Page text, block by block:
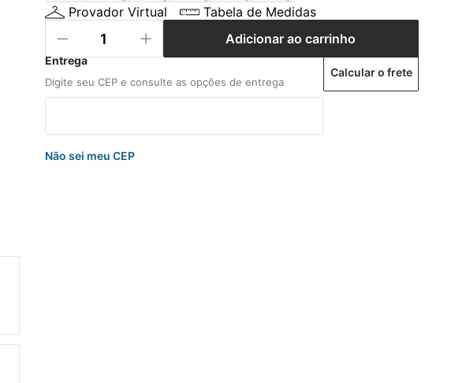
Provador Virtual
Tabela de Medidas
Adicionar ao carrinho
Não sei meu CEP
Calcular o frete